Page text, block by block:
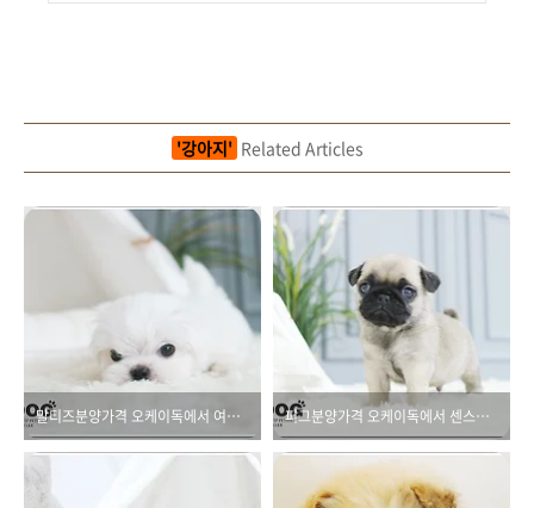
'강아지' Related Articles
말티즈분양가격 오케이독에서 여유있게!! 퍼그분양가격 오케이독에서 센스있게!!